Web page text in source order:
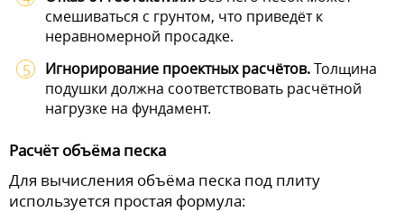
смешиваться с грунтом, что приведёт к
неравномерной просадке.
Игнорирование проектных расчётов.Толщина
подушки должна соответствовать расчётной
нагрузке на фундамент.
Расчёт объёма песка
Для вычисления объёма песка под плиту
используется простая формула: